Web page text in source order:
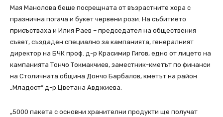
Мая Манолова беше посрещната от възрастните хора с
празнична погача и букет червени рози. На събитието
присъстваха и Илия Раев – председател на обществения
съвет, създаден специално за кампанията, генералният
директор на БЧК проф. д-р Красимир Гигов, едно от лицето на
кампанията Тончо Токмакчиев, заместник-кметът по финанси
на Столичната община Дончо Барбалов, кметът на район
„Младост“ д-р Цветана Авджиева.
„5000 пакета с основни хранителни продукти ще получат